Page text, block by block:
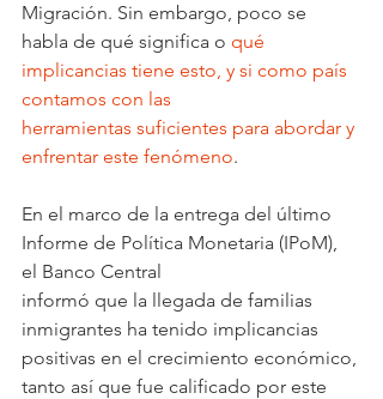
Migración. Sin embargo, poco se
habla de qué significa o qué
implicancias tiene esto, y si como país
contamos con las
herramientas suficientes para abordar y
enfrentar este fenómeno.
En el marco de la entrega del último
Informe de Política Monetaria (IPoM),
el Banco Central
informó que la llegada de familias
inmigrantes ha tenido implicancias
positivas en el crecimiento económico,
tanto así que fue calificado por este